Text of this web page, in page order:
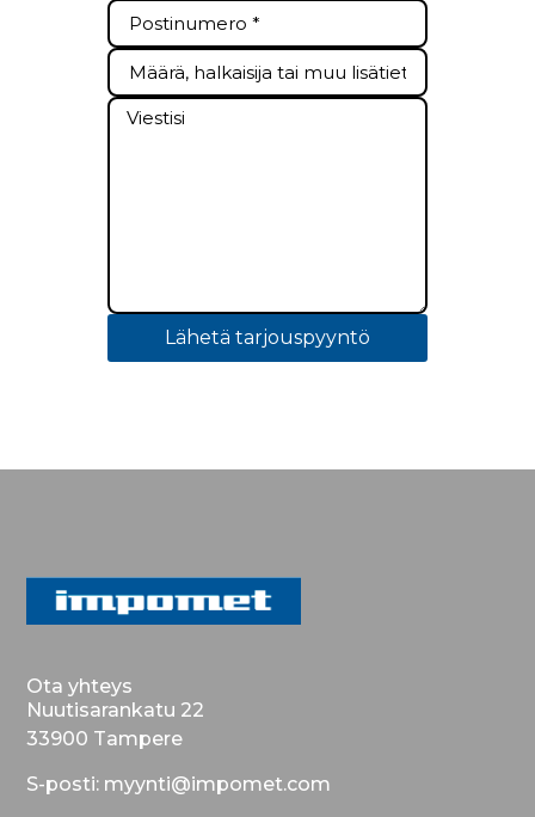
Lähetä tarjouspyyntö
Ota yhteys
Nuutisarankatu 22
33900 Tampere
S-posti: myynti@impomet.com